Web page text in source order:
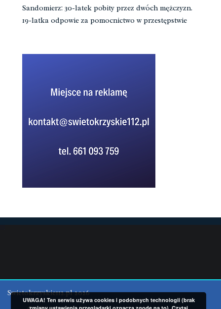
Sandomierz: 30-latek pobity przez dwóch mężczyzn.
19-latka odpowie za pomocnictwo w przestępstwie
Swietokrzyskie112.pl 2026
UWAGA! Ten serwis używa cookies i podobnych technologii (brak